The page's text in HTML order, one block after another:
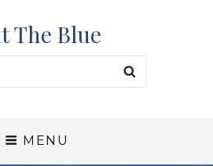
The Blue
MENU